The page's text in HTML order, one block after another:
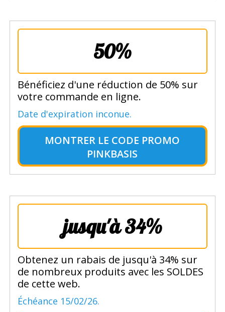
50%
Bénéficiez d'une réduction de 50% sur
votre commande en ligne.
Date d'expiration inconue.
MONTRER LE CODE PROMO
PINKBASIS
jusqu'à 34%
Obtenez un rabais de jusqu'à 34% sur
de nombreux produits avec les SOLDES
de cette web.
Échéance 15/02/26.